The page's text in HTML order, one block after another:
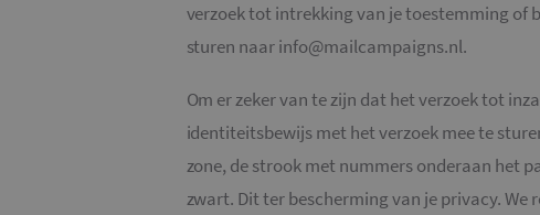
verzoek tot intrekking van je toestemming of
sturen naar info@mailcampaigns.nl.
Om er zeker van te zijn dat het verzoek tot
identiteitsbewijs met het verzoek mee te
zone, de strook met nummers onderaan het
zwart. Dit ter bescherming van je privacy. We
_gid
Google
36707191-1